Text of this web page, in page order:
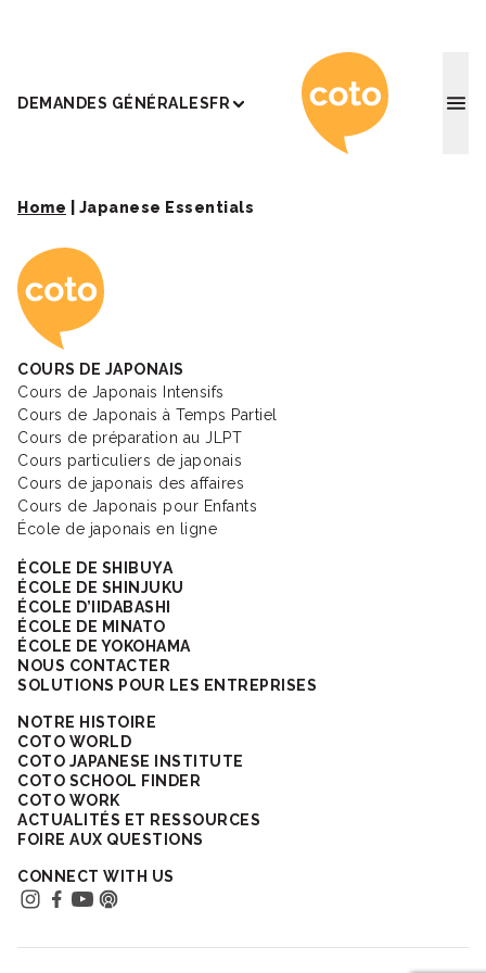
DEMANDES GÉNÉRALESFR Coto
Home Japanese Essentials
Coto Academy -
COURS DE JAPONAIS
Cours de Japonais Intensifs
Cours de Japonais à Temps Partiel
Cours de préparation au JLPT
Cours particuliers de japonais
Cours de japonais des affaires
Cours de Japonais pour Enfants
École de japonais en ligne
ÉCOLE DE SHIBUYA
ÉCOLE DE SHINJUKU
ÉCOLE D’IIDABASHI
ÉCOLE DE MINATO
ÉCOLE DE YOKOHAMA
NOUS CONTACTER
SOLUTIONS POUR LES ENTREPRISES
NOTRE HISTOIRE
COTO WORLD
COTO JAPANESE INSTITUTE
COTO SCHOOL FINDER
COTO WORK
ACTUALITÉS ET RESSOURCES
FOIRE AUX QUESTIONS
CONNECT WITH US